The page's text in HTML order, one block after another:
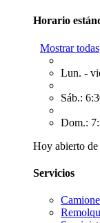
Horario
Mostrar todas
Lun. -
Sáb.:
Dom.:
Hoy abierto
Servicios